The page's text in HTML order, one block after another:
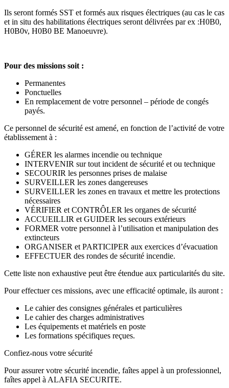
Ils seront formés SST et formés aux risques électriques (au cas le cas
et in situ des habilitations électriques seront délivrées par ex :H0B0,
H0B0v, H0B0 BE Manoeuvre).
Pour des missions soit :
Permanentes
Ponctuelles
En remplacement de votre personnel – période de congés
payés.
Ce personnel de sécurité est amené, en fonction de l’activité de votre
établissement à :
GÉRER les alarmes incendie ou technique
INTERVENIR sur tout incident de sécurité et ou technique
SECOURIR les personnes prises de malaise
SURVEILLER les zones dangereuses
SURVEILLER les zones en travaux et mettre les protections
nécessaires
VÉRIFIER et CONTRÔLER les organes de sécurité
ACCUEILLIR et GUIDER les secours extérieurs
FORMER votre personnel à l’utilisation et manipulation des
extincteurs
ORGANISER et PARTICIPER aux exercices d’évacuation
EFFECTUER des rondes de sécurité incendie.
Cette liste non exhaustive peut être étendue aux particularités du site.
Pour effectuer ces missions, avec une efficacité optimale, ils auront :
Le cahier des consignes générales et particulières
Le cahier des charges administratives
Les équipements et matériels en poste
Les formations spécifiques reçues.
Confiez-nous votre sécurité
Pour assurer votre sécurité incendie, faîtes appel à un professionnel,
faîtes appel à ALAFIA SECURITE.